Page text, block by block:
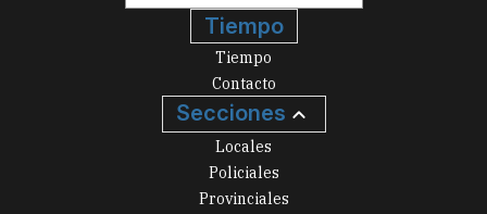
Tiempo
Tiempo
Contacto
Secciones
Locales
Policiales
Provinciales